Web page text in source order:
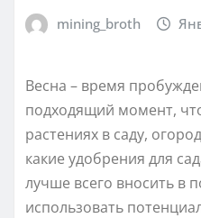
mining_broth
Весна – время
подходящий момент,
растениях в саду,
какие удобрения для
лучше всего вносить в
использовать